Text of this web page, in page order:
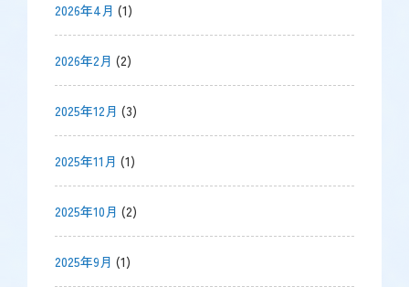
2026年4月 (1)
2026年2月 (2)
2025年12月 (3)
2025年11月 (1)
2025年10月 (2)
2025年9月 (1)